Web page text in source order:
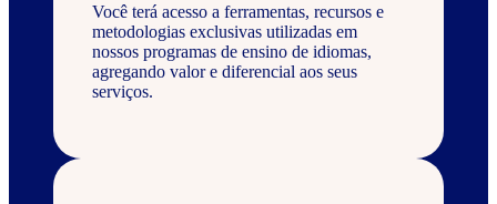
Você terá acesso a ferramentas, recursos e
metodologias exclusivas utilizadas em
nossos programas de ensino de idiomas,
agregando valor e diferencial aos seus
serviços.